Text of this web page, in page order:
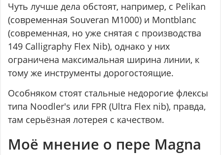
Чуть лучше дела обстоят, например, с Pelikan
(современная Souveran M1000) и Montblanc
(современная, но уже снятая с производства
149 Calligraphy Flex Nib), однако у них
ограничена максимальная ширина линии, к
тому же инструменты дорогостоящие.
Особняком стоят стальные недорогие флексы
типа Noodler's или FPR (Ultra Flex nib), правда,
там серьёзная лотерея с качеством.
Моё мнение о пере Magna